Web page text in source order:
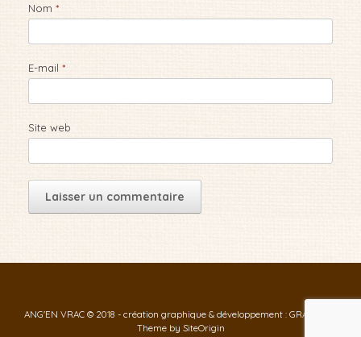
Nom *
E-mail *
Site web
ANG'EN VRAC © 2018 - création graphique & développement : GRAF-ID
Theme by SiteOrigin